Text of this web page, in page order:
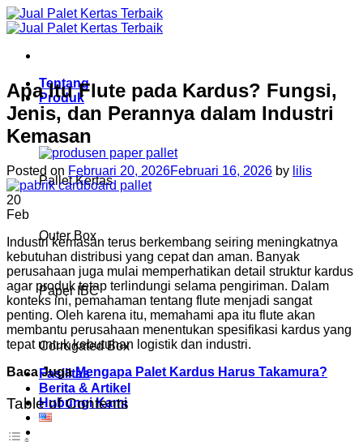
Skip
to
Tentang
Produk
Pallet Kertas
Outer Box
Paper IBC
Corrugated Box
Fasilitas
Berita & Artikel
Hubungi Kami
Apa Itu Flute pada Kardus? Fungsi,
Jenis, dan Perannya dalam Industri
Kemasan
Posted on Februari 20, 2026Februari 16, 2026 by lilis
20
Feb
Industri kemasan terus berkembang seiring meningkatnya
kebutuhan distribusi yang cepat dan aman. Banyak
perusahaan juga mulai memperhatikan detail struktur kardus
agar produk tetap terlindungi selama pengiriman. Dalam
konteks ini, pemahaman tentang flute menjadi sangat
penting. Oleh karena itu, memahami apa itu flute akan
membantu perusahaan menentukan spesifikasi kardus yang
tepat untuk kebutuhan logistik dan industri.
Baca JugaMengapa Palet Kardus Harus Takamura?
Table of Contents